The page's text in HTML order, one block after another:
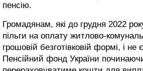
пенсію.
Громадянам, які до грудня 2022
пільги на оплату житлово-
грошовій безготівковій формі, і не
Пенсійний фонд України